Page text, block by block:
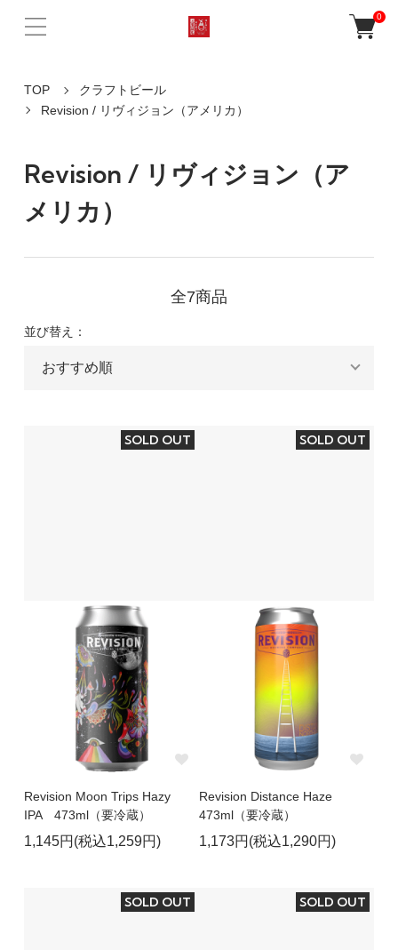
0
TOP
クラフトビール
Revision / リヴィジョン（アメリカ）
Revision / リヴィジョン（ア
メリカ）
全7商品
並び替え：
SOLD OUT
Revision Moon Trips Hazy
IPA 473ml（要冷蔵）
1,145円(税込1,259円)
SOLD OUT
Revision Distance Haze
473ml（要冷蔵）
1,173円(税込1,290円)
SOLD OUT SOLD OUT